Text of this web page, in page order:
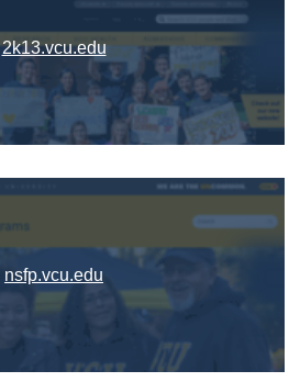
2k13.vcu.edu
nsfp.vcu.edu